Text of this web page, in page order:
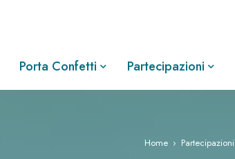
Porta Confetti Partecipazioni
Home › Partecipazioni